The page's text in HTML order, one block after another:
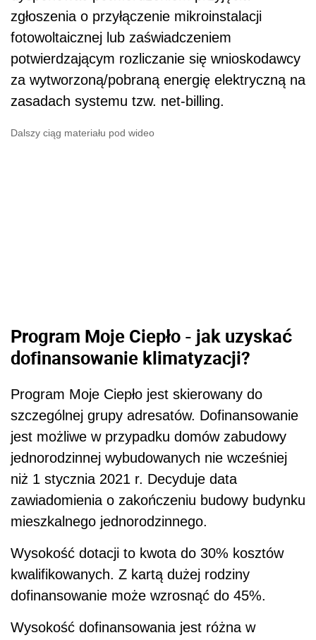
zgłoszenia o przyłączenie mikroinstalacji
fotowoltaicznej lub zaświadczeniem
potwierdzającym rozliczanie się wnioskodawcy
za wytworzoną/pobraną energię elektryczną na
zasadach systemu tzw. net-billing.
Dalszy ciąg materiału pod wideo
Program Moje Ciepło - jak uzyskać
dofinansowanie klimatyzacji?
Program Moje Ciepło jest skierowany do
szczególnej grupy adresatów. Dofinansowanie
jest możliwe w przypadku domów zabudowy
jednorodzinnej wybudowanych nie wcześniej
niż 1 stycznia 2021 r. Decyduje data
zawiadomienia o zakończeniu budowy budynku
mieszkalnego jednorodzinnego.
Wysokość dotacji to kwota do 30% kosztów
kwalifikowanych. Z kartą dużej rodziny
dofinansowanie może wzrosnąć do 45%.
Wysokość dofinansowania jest różna w